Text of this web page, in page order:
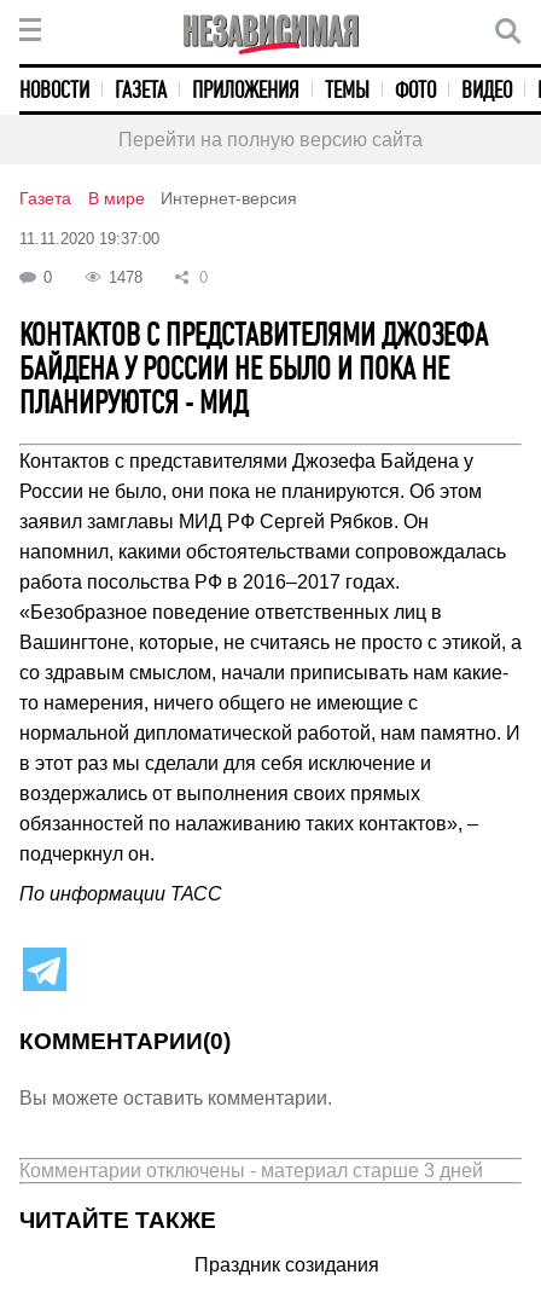
НОВОСТИ ГАЗЕТА ПРИЛОЖЕНИЯ ТЕМЫ ФОТО ВИДЕО
Перейти на полную версию сайта
Газета В мире Интернет-версия
11.11.2020 19:37:00
0 1478 0
КОНТАКТОВ С ПРЕДСТАВИТЕЛЯМИ ДЖОЗЕФА
БАЙДЕНА У РОССИИ НЕ БЫЛО И ПОКА НЕ
ПЛАНИРУЮТСЯ - МИД
Контактов с представителями Джозефа Байдена у
России не было, они пока не планируются. Об этом
заявил замглавы МИД РФ Сергей Рябков. Он
напомнил, какими обстоятельствами сопровождалась
работа посольства РФ в 2016–2017 годах.
«Безобразное поведение ответственных лиц в
Вашингтоне, которые, не считаясь не просто с этикой, а
со здравым смыслом, начали приписывать нам какие-
то намерения, ничего общего не имеющие с
нормальной дипломатической работой, нам памятно. И
в этот раз мы сделали для себя исключение и
воздержались от выполнения своих прямых
обязанностей по налаживанию таких контактов», –
подчеркнул он.
По информации ТАСС
КОММЕНТАРИИ(0)
Вы можете оставить комментарии.
Комментарии отключены - материал старше 3 дней
ЧИТАЙТЕ ТАКЖЕ
Праздник созидания